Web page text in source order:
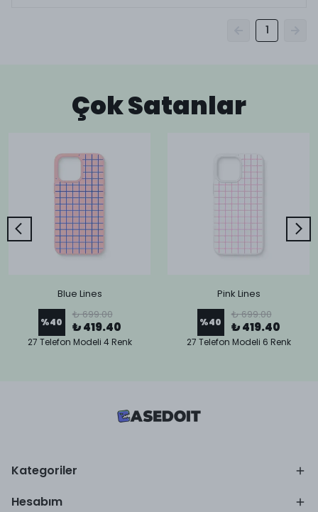
1
Çok Satanlar
Blue Lines
%40
₺ 699.00
₺ 419.40
27 Telefon Modeli 4 Renk
Pink Lines
%40
₺ 699.00
₺ 419.40
27 Telefon Modeli 6 Renk
Kategoriler
Hesabım